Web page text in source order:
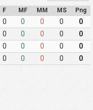
F MF MM MS Png
0 0 0 0 0
0 0 0 0 0
0 0 0 0 0
0 0 0 0 0